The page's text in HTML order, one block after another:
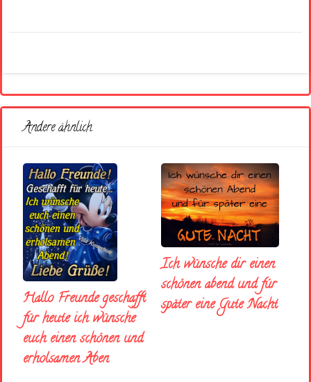
Andere ähnlich
Hallo Freunde geschafft
für heute ich wünsche
euch einen schönen und
erholsamen Aben
Ich wünsche dir einen
schönen abend und fúr
später eine Gute Nacht